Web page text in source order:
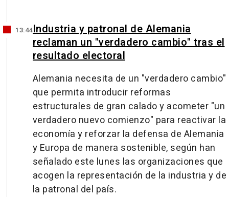
13:44Industria y patronal de Alemania
reclaman un "verdadero cambio" tras el
resultado electoral
Alemania necesita de un "verdadero cambio"
que permita introducir reformas
estructurales de gran calado y acometer "un
verdadero nuevo comienzo" para reactivar la
economía y reforzar la defensa de Alemania
y Europa de manera sostenible, según han
señalado este lunes las organizaciones que
acogen la representación de la industria y de
la patronal del país.